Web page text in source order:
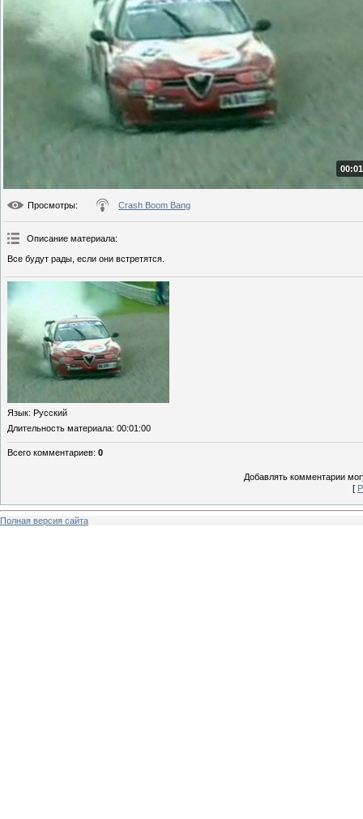
Просмотры: Crash Boom Bang
Описание материала:
Все будут рады, если они встретятся.
Язык: Русский
Длительность материала: 00:01:00
Всего комментариев: 0
Добавлять комментарии
[
Полная версия сайта